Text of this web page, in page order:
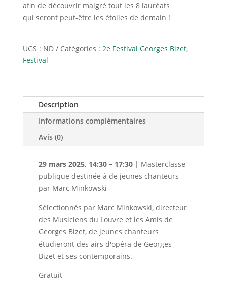
afin de découvrir malgré tout les 8 lauréats
qui seront peut-être les étoiles de demain !
UGS : ND Catégories : 2e Festival Georges Bizet,
Festival
Description
Informations complémentaires
Avis (0)
29 mars 2025, 14:30 – 17:30| Masterclasse
publique destinée à de jeunes chanteurs
par Marc Minkowski
Sélectionnés par Marc Minkowski, directeur
des Musiciens du Louvre et les Amis de
Georges Bizet, de jeunes chanteurs
étudieront des airs d'opéra de Georges
Bizet et ses contemporains.
Gratuit